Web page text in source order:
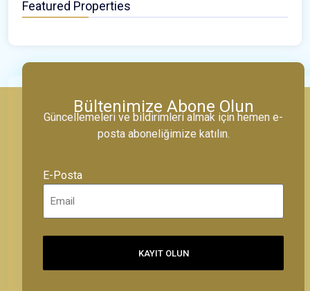
Featured Properties
Bültenimize Abone Olun
Güncellemeleri ve bildirimleri almak için hemen e-
posta aboneliğimize katılın.
E-Posta
KAYIT OLUN